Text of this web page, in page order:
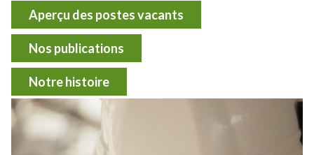
Aperçu des postes vacants
Nos publications
Notre histoire